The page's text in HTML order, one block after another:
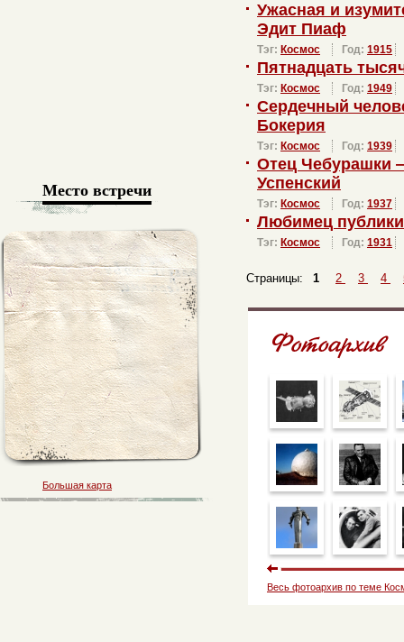
Ужасная и
Эдит Пиаф
Тэг: Космос Год: 1915
Пятнадцать
Тэг: Космос Год: 1949
Сердечный
Бокерия
Тэг: Космос Год: 1939
Отец Чебурашки
Успенский
Тэг: Космос Год: 1937
Любимец
Тэг: Космос Год: 1931
Страницы: 1 2 3 4
Весь фотоархив по теме
Место встречи
Большая карта